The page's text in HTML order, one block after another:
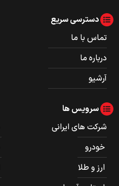
دسترسی سریع
تماس با ما
درباره ما
آرشیو
سرویس ها
شرکت های ایرانی
خودرو
ارز و طلا